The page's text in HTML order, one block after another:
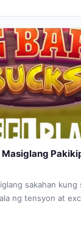
sakahan kung
ng tensyon at